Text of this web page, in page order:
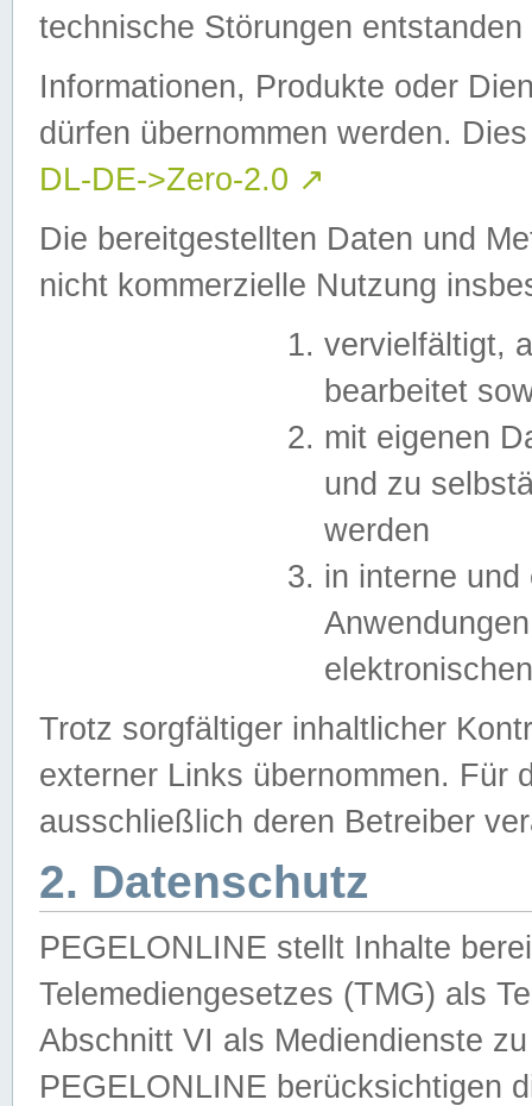
technische Störungen
Informationen, Produkte oder
dürfen übernommen werden.
DL-DE->Zero-2.0 ↗
Die bereitgestellten Daten und
nicht kommerzielle Nutzung
vervielfältigt,
bearbeitet
mit eigenen
und zu
werden
in interne
Trotz sorgfältiger inhaltlicher
externer Links übernommen. Für
ausschließlich deren Betreiber
2. Datenschutz
PEGELONLINE stellt Inhalte
Telemediengesetzes (TMG) als
Abschnitt VI als Mediendienste
PEGELONLINE berücksichtigen